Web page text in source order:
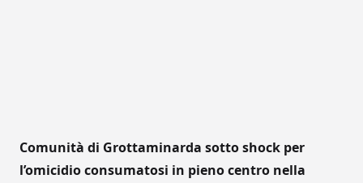
Comunità di Grottaminarda sotto shock per
l’omicidio consumatosi in pieno centro nella